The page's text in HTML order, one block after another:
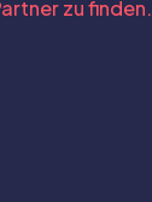
zu finden.